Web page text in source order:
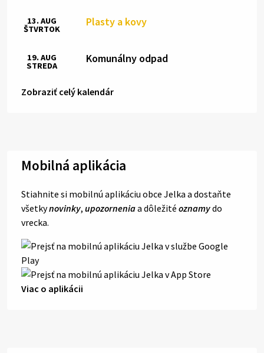
Plasty a kovy
13. AUG
ŠTVRTOK
Komunálny odpad
19. AUG
STREDA
Zobraziť celý kalendár
Mobilná aplikácia
Stiahnite si mobilnú aplikáciu obce Jelka a dostaňte
všetkynovinky, upozorneniaa dôležité oznamydo
vrecka.
Viac o aplikácii